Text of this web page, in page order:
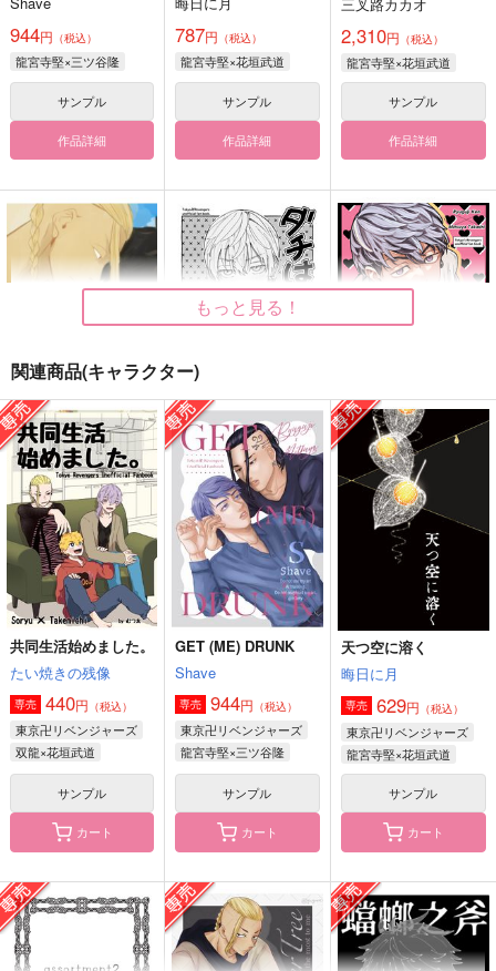
944円 （税込）
龍宮寺堅×三ツ谷隆
サンプル
作品詳細
787円 （税込）
龍宮寺堅×花垣武道
サンプル
作品詳細
三叉路カカオ
2,310円 （税込）
龍宮寺堅×花垣武道
サンプル
作品詳細
home.
紐なしバンジィ。
1,100円（税込）
龍宮寺堅×花垣武道
サンプル
作品詳細
ダチはダメだろ
本気
472円（税込）
龍宮寺堅×三ツ谷隆
サンプル
作品詳細
これはなんですか!?
本気
629円（税込）
龍宮寺堅×三ツ谷隆
サンプル
作品詳細
つまびく
本気
787
Two uneven birds
niwaba
1,572円（税込）
天つ空に溶く
晦日に月
629円（税込）
もっと見る！
関連商品(キャラクター)
共同生活始めました。
たい焼きの残像
専売 440円 （税込）
東京卍リベンジャーズ
双龍×花垣武道
サンプル
カート
GET (ME) DRUNK
Shave
専売 944円 （税込）
東京卍リベンジャーズ
龍宮寺堅×三ツ谷隆
サンプル
カート
天つ空に溶く
晦日に月
専売 629円 （税込）
東京卍リベンジャーズ
龍宮寺堅×花垣武道
サンプル
カート